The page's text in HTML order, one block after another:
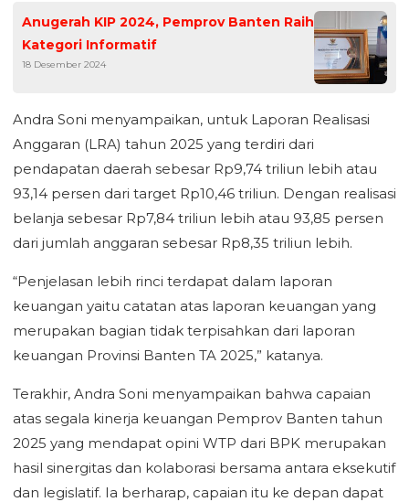
Anugerah KIP 2024, Pemprov Banten Raih
Kategori Informatif
18 Desember 2024
Andra Soni menyampaikan, untuk Laporan Realisasi
Anggaran (LRA) tahun 2025 yang terdiri dari
pendapatan daerah sebesar Rp9,74 triliun lebih atau
93,14 persen dari target Rp10,46 triliun. Dengan realisasi
belanja sebesar Rp7,84 triliun lebih atau 93,85 persen
dari jumlah anggaran sebesar Rp8,35 triliun lebih.
“Penjelasan lebih rinci terdapat dalam laporan
keuangan yaitu catatan atas laporan keuangan yang
merupakan bagian tidak terpisahkan dari laporan
keuangan Provinsi Banten TA 2025,” katanya.
Terakhir, Andra Soni menyampaikan bahwa capaian
atas segala kinerja keuangan Pemprov Banten tahun
2025 yang mendapat opini WTP dari BPK merupakan
hasil sinergitas dan kolaborasi bersama antara eksekutif
dan legislatif. Ia berharap, capaian itu ke depan dapat